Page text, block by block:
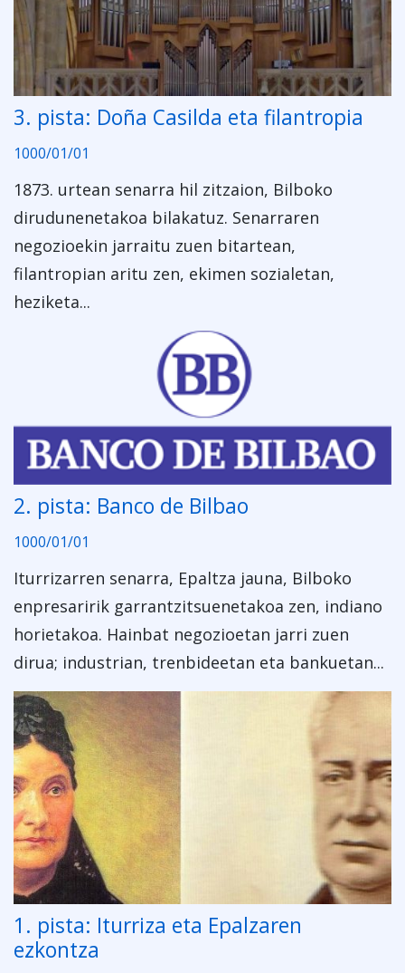
3. pista: Doña Casilda eta filantropia
1000/01/01
1873. urtean senarra hil zitzaion, Bilboko
dirudunenetakoa bilakatuz. Senarraren
negozioekin jarraitu zuen bitartean,
filantropian aritu zen, ekimen sozialetan,
heziketa...
2. pista: Banco de Bilbao
1000/01/01
Iturrizarren senarra, Epaltza jauna, Bilboko
enpresaririk garrantzitsuenetakoa zen, indiano
horietakoa. Hainbat negozioetan jarri zuen
dirua; industrian, trenbideetan eta bankuetan...
1. pista: Iturriza eta Epalzaren
ezkontza